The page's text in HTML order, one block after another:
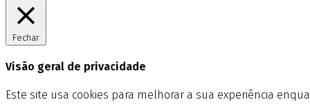
Fechar
Visão geral de privacidade
Este site usa cookies para melhorar a sua experiência